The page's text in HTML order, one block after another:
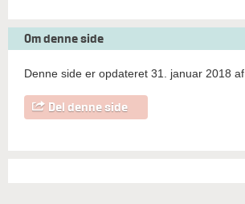
Om denne side
Denne side er opdateret 31. januar 2018 af
Del denne side